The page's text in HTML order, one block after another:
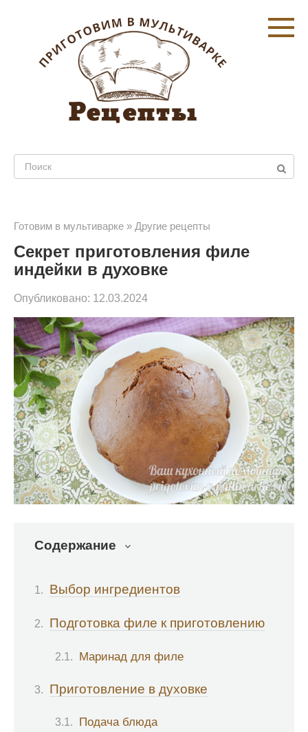
контенту
Поиск:
Готовим в мультиварке » Другие рецепты
Секрет приготовления филе
индейки в духовке
Опубликовано: 12.03.2024
Содержание
Выбор ингредиентов
Подготовка филе к приготовлению
Маринад для филе
Приготовление в духовке
Подача блюда